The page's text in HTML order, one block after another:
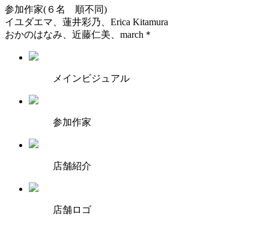
参加作家(６名 順不同)
イユダエマ、蓮井彩乃、Erica Kitamura
おかのはなみ、近藤仁美、march＊
メインビジュアル
参加作家
店舗紹介
店舗ロゴ